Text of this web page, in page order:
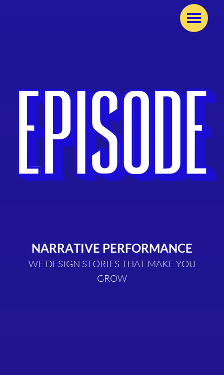
NARRATIVE PERFORMANCE
WE DESIGN STORIES THAT MAKE YOU
GROW